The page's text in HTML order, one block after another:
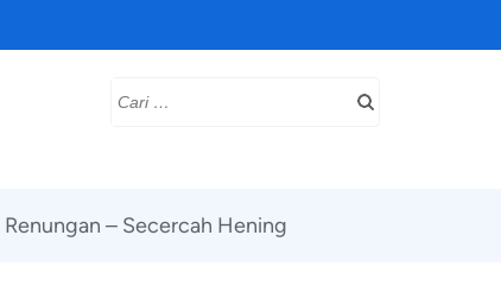
Cari
Renungan – Secercah Hening